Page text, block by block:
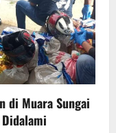
di Muara Sungai